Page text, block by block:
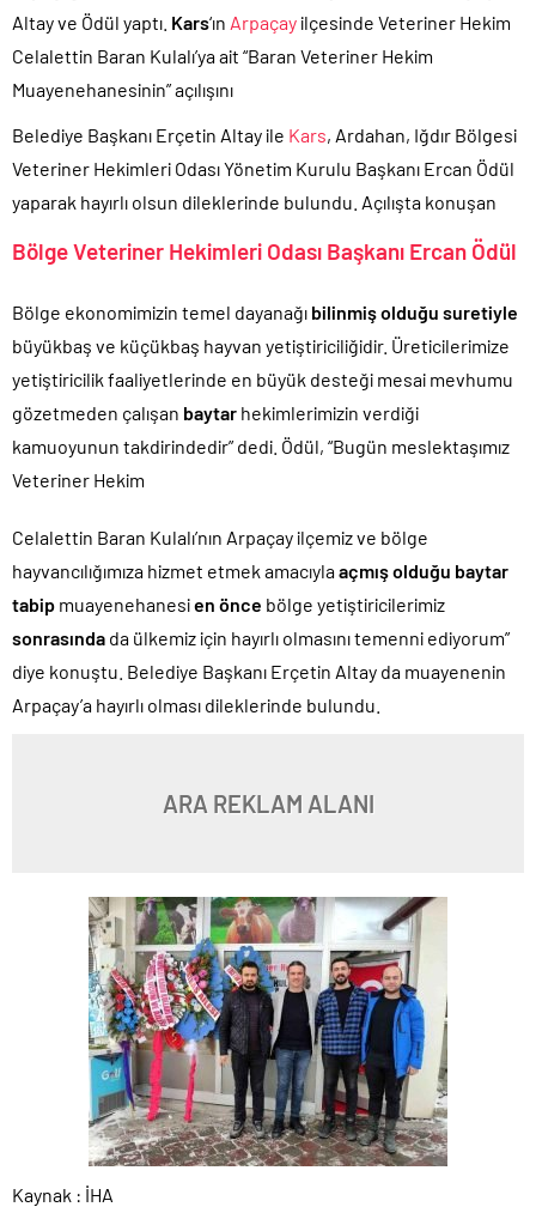
Altay ve Ödül yaptı. Kars‘ın Arpaçay ilçesinde Veteriner Hekim
Celalettin Baran Kulalı’ya ait “Baran Veteriner Hekim
Muayenehanesinin” açılışını
Belediye Başkanı Erçetin Altay ile Kars, Ardahan, Iğdır Bölgesi
Veteriner Hekimleri Odası Yönetim Kurulu Başkanı Ercan Ödül
yaparak hayırlı olsun dileklerinde bulundu. Açılışta konuşan
Bölge Veteriner Hekimleri Odası Başkanı Ercan Ödül
Bölge ekonomimizin temel dayanağı bilinmiş olduğu suretiyle
büyükbaş ve küçükbaş hayvan yetiştiriciliğidir. Üreticilerimize
yetiştiricilik faaliyetlerinde en büyük desteği mesai mevhumu
gözetmeden çalışan baytar hekimlerimizin verdiği
kamuoyunun takdirindedir” dedi. Ödül, “Bugün meslektaşımız
Veteriner Hekim
Celalettin Baran Kulalı’nın Arpaçay ilçemiz ve bölge
hayvancılığımıza hizmet etmek amacıylaaçmış olduğu baytar
tabip muayenehanesien önce bölge yetiştiricilerimiz
sonrasında da ülkemiz için hayırlı olmasını temenni ediyorum”
diye konuştu. Belediye Başkanı Erçetin Altay da muayenenin
Arpaçay’a hayırlı olması dileklerinde bulundu.
ARA REKLAM ALANI
Kaynak : İHA